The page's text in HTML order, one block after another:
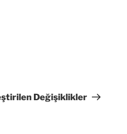
Değişiklikler